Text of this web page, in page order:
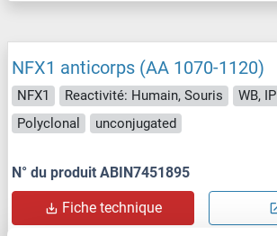
NFX1 anticorps (AA 1070-1120)
NFX1 Reactivité: Humain, Souris WB, IP
Polyclonal
unconjugated
N° du produit ABIN7451895
Fiche technique